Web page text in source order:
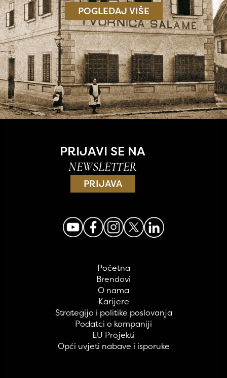
POGLEDAJ VIŠE
PRIJAVI SE NA
NEWSLETTER
PRIJAVA
Početna
Brendovi
O nama
Karijere
Strategija i politike poslovanja
Podatci o kompaniji
EU Projekti
Opći uvjeti nabave i isporuke